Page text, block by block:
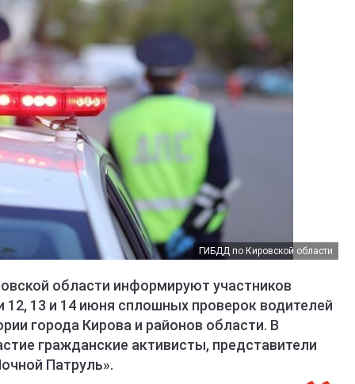
ГИБДД по Кировской области
области информируют участников
13 и 14 июня сплошных проверок водителей
города Кирова и районов области. В
гражданские активисты, представители
Патруль».